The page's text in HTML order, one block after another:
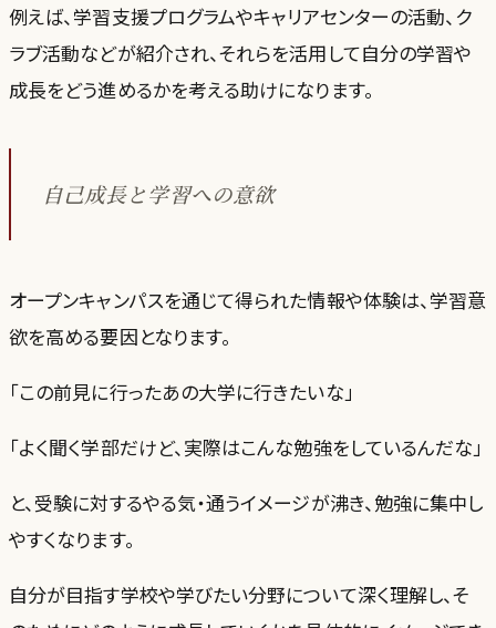
例えば、学習支援プログラムやキャリアセンターの活動、ク
ラブ活動などが紹介され、それらを活用して自分の学習や
成長をどう進めるかを考える助けになります。
自己成長と学習への意欲
オープンキャンパスを通じて得られた情報や体験は、学習意
欲を高める要因となります。
「この前見に行ったあの大学に行きたいな」
「よく聞く学部だけど、実際はこんな勉強をしているんだな」
と、受験に対するやる気・通うイメージが沸き、勉強に集中し
やすくなります。
自分が目指す学校や学びたい分野について深く理解し、そ